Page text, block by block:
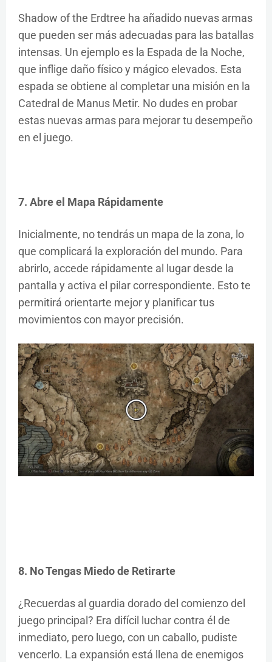
Shadow of the Erdtree ha añadido nuevas armas
que pueden ser más adecuadas para las batallas
intensas. Un ejemplo es la Espada de la Noche,
que inflige daño físico y mágico elevados. Esta
espada se obtiene al completar una misión en la
Catedral de Manus Metir. No dudes en probar
estas nuevas armas para mejorar tu desempeño
en el juego.
7. Abre el Mapa Rápidamente
Inicialmente, no tendrás un mapa de la zona, lo
que complicará la exploración del mundo. Para
abrirlo, accede rápidamente al lugar desde la
pantalla y activa el pilar correspondiente. Esto te
permitirá orientarte mejor y planificar tus
movimientos con mayor precisión.
8. No Tengas Miedo de Retirarte
¿Recuerdas al guardia dorado del comienzo del
juego principal? Era difícil luchar contra él de
inmediato, pero luego, con un caballo, pudiste
vencerlo. La expansión está llena de enemigos